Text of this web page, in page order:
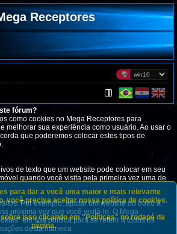
Receptores
fórum?
como cookies no Mega Receptores para
melhorar sua experiência como usuário. Ao usar o
que poderemos colocar estes tipos de
de texto que um website pode colocar em seu
quando você visita pela primeira vez uma de
Por exemplo, ajudar um website ou outro a
próxima vez que você visitá-lo. O Mega
em sua política para se referir a todos os
desta maneira.
para dar a você uma maior e mais relevante
você precisa aceitar nossa política de cookies.
isso clicando em "Políticas" no rodapé da
página.